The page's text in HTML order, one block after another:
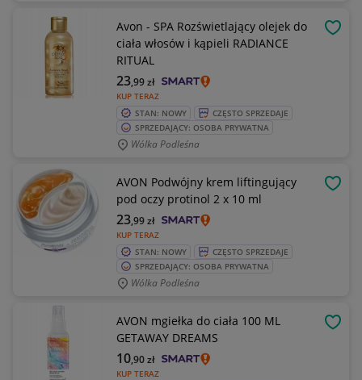
Avon - SPA Rozświetlający olejek do
ciała włosów i kąpieli RADIANCE
RITUAL
KUP TERAZ
23,99zł
STAN: NOWY
CZĘSTO SPRZEDAJE
SPRZEDAJĄCY: OSOBA PRYWATNA
Wólka Podleśna
AVON Podwójny krem liftingujący
pod oczy protinol 2 x 10 ml
KUP TERAZ
23,99zł
STAN: NOWY
CZĘSTO SPRZEDAJE
SPRZEDAJĄCY: OSOBA PRYWATNA
Wólka Podleśna
AVON mgiełka do ciała 100 ML
GETAWAY DREAMS
KUP TERAZ
10,90zł